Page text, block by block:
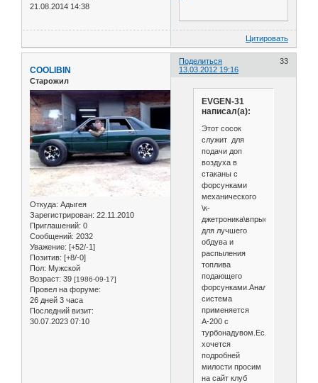
21.08.2014 14:38
Цитировать
Поделиться
33
13.03.2012 19:16
COOLIBIN
Старожил
Откуда: Адыгея
Зарегистрирован: 22.11.2010
Приглашений: 0
Сообщений: 2032
Уважение: [+52/-1]
Позитив: [+8/-0]
Пол: Мужской
Возраст: 39 [1986-09-17]
Провел на форуме:
26 дней 3 часа
Последний визит:
30.07.2023 07:10
EVGEN-31
написал(а):
Этот сосок
служит для
подачи доп
воздуха в
стаканы с
форсунками
механического
\к-
джетроника\впрыска,
для лучшего
обдува и
распыления
топлива
подающего
форсунками.Аналогичная
система
применяется
А-200 с
турбонадувом.Если
хочется
подробней
милости просим
на сайт клуб